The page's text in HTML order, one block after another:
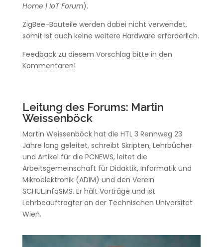
Home | IoT Forum).
ZigBee-Bauteile werden dabei nicht verwendet,
somit ist auch keine weitere Hardware erforderlich.
Feedback zu diesem Vorschlag bitte in den
Kommentaren!
Leitung des Forums: Martin
Weissenböck
Martin Weissenböck hat die HTL 3 Rennweg 23
Jahre lang geleitet, schreibt Skripten, Lehrbücher
und Artikel für die PCNEWS, leitet die
Arbeitsgemeinschaft für Didaktik, Informatik und
Mikroelektronik (ADIM) und den Verein
SCHUL.InfoSMS. Er hält Vorträge und ist
Lehrbeauftragter an der Technischen Universität
Wien.